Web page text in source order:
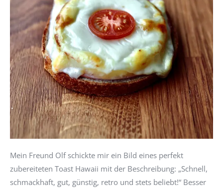
Mein Freund Olf schickte mir ein Bild eines perfekt
zubereiteten Toast Hawaii mit der Beschreibung: „Schnell,
schmackhaft, gut, günstig, retro und stets beliebt!“ Besser